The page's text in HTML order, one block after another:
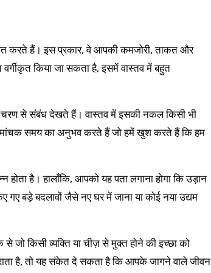
करते हैं। इस प्रकार, वे आपकी कमजोरी, ताकत और
किया जा सकता है, इसमें वास्तव में बहुत
से संबंध देखते हैं। वास्तव में इसकी नकल किसी भी
समय का अनुभव करते हैं जो हमें खुश करते हैं कि हम
है। हालाँकि, आपको यह पता लगाना होगा कि उड़ान
गए बड़े बदलावों जैसे नए घर में जाना या कोई नया उद्यम
किसी व्यक्ति या चीज़ से मुक्त होने की इच्छा को
है, तो यह संकेत दे सकता है कि आपके जागने वाले जीवन